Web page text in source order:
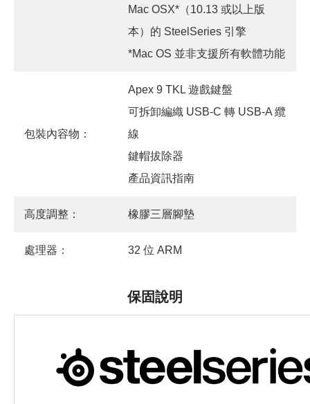
Mac OSX*（10.13 或以上版
本）的 SteelSeries 引擎
*Mac OS 並非支援所有軟體功能
包裝內容物：
Apex 9 TKL 遊戲鍵盤
可拆卸編織 USB-C 轉 USB-A 纜
線
鍵帽拔除器
產品資訊指南
高度調整： 橡膠三層腳墊
處理器： 32 位 ARM
保固說明